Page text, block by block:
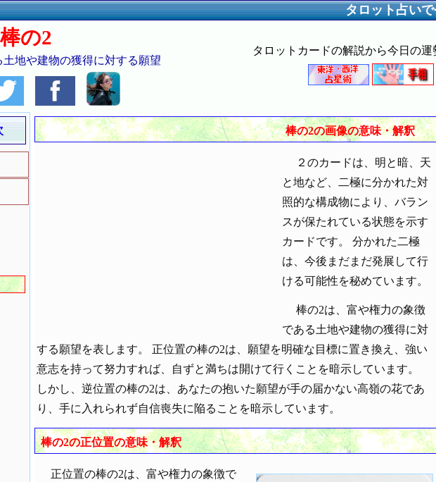
タロット占い
棒の2
地や建物の獲得に対する願望
タロットカードの解説から今日の
棒の2の画像の意味・解釈
２のカードは、明と暗、天
と地など、二極に分かれた対
照的な構成物により、バラン
スが保たれている状態を示す
カードです。 分かれた二極
は、今後まだまだ発展して行
ける可能性を秘めています。
棒の2は、富や権力の象徴
である土地や建物の獲得に対
する願望を表します。 正位置の棒の2は、願望を明確な目標に置き換え、強い
意志を持って努力すれば、自ずと満ちは開けて行くことを暗示しています。
しかし、逆位置の棒の2は、あなたの抱いた願望が手の届かない高嶺の花であ
り、手に入れられず自信喪失に陥ることを暗示しています。
棒の2の正位置の意味・解釈
正位置の棒の2は、富や権力の象徴で